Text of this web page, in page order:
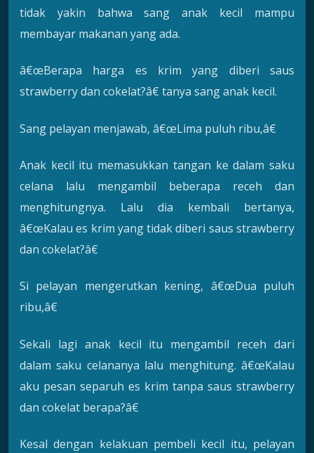
tidak yakin bahwa sang anak kecil mampu
membayar makanan yang ada.
â€œBerapa harga es krim yang diberi saus
strawberry dan cokelat?â€ tanya sang anak kecil.
Sang pelayan menjawab, â€œLima puluh ribu,â€
Anak kecil itu memasukkan tangan ke dalam saku
celana lalu mengambil beberapa receh dan
menghitungnya. Lalu dia kembali bertanya,
â€œKalau es krim yang tidak diberi saus strawberry
dan cokelat?â€
Si pelayan mengerutkan kening, â€œDua puluh
ribu,â€
Sekali lagi anak kecil itu mengambil receh dari
dalam saku celananya lalu menghitung. â€œKalau
aku pesan separuh es krim tanpa saus strawberry
dan cokelat berapa?â€
Kesal dengan kelakuan pembeli kecil itu, pelayan